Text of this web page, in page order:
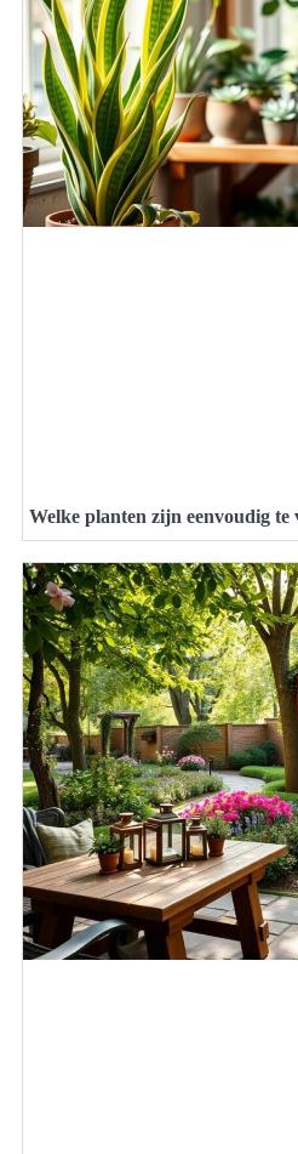
Welke planten zijn eenvoudig te